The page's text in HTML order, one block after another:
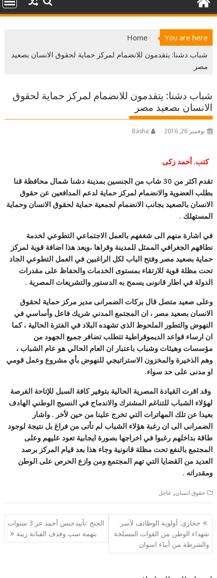
You are here
Home
شباب دشنا: يتقدمون للانضمام لمركز حماية لحقوق الانسان بصعيد
مصر
شباب دشنا: يتقدمون للانضمام لمركز حماية لحقوق
الانسان بصعيد مصر
نوفمبر 26, 2016 Basha
كتب. أحمد زكى
تقدم اكثر من 30 شاب من الجنسين بمدينة دشنا شمال محافظة قنا
بطلب العضوية والانضمام لمركز حماية لدعم المدافعين عن حقوق
الانسان بالصعيد بجانب الانضمام لجمعية حماية لحقوق الانسان وحماية
المستهلك .
في اشارة منهم الى شغفهم بالعمل الاجتماعي التطوعي لخدمة
نطاقهم الجغرافي الممثل للمدينة وقراها ،ويعد هذا اضافة قوية لمركز
حماية بصعيد مصر وفتح الباب لكل الراغبين في العمل التطوعي الجاد
تحت مظلة قوية للارتقاء بمستوى الخدمات والحفاظ على مقدرات
الدولة في اطار قانونى يسمح به الدستور والتشريعات المصرية .
وعلى صعيد متصل قال بركات الضمرانى مدير مركز حماية لحقوق
الانسان بصعيد مصر ، ان المجتمع المدني شريك فاعل وأساسي في
النهوض والتطور الملحوظ الذى تشهده البلاد في الفترة الحالية ، كما
ان ارساء قواعد الديموقراطية تتطلب تضافر جميع الجهود من
مؤسسات وهيئات وشباب باعتبار ان العام الحالي هو عام الشباب ،
وهم الذخيرة والمخزون الاستراتيجي للنهوض بأي مشروع وعمل قومي
او مدنى على حد سواء.
وقد اقرت القيادة المصرية الحالية بتوفير كافة السبل للإتاحة الفرصة
لهؤلاء الشباب للتناغم المشترك والاندماج في النسيج الوطني الهادف
بعيدا عن تلك المهاترات التي تخرج علينا من حين لأخر . واشار
الضمرانى الى ان رغبة هؤلاء الشباب لم تأتى من فراغ بل نتيجة لوجود
طاقة بداخلهم رغبوا في اخراجها بصورة ايجابية تعود عليهم وعلى
المجتمع بالنفع تحت مظلة قانونية وجاء هذا بعد قيام المركز برصد
العديد من القضايا التي تهم المجتمع ومن وازع الحرص على الوطن
ومقدراته .
حقوق انسان, عاجل
تصفّح
المقالات
حجازى: أولوية الوظائف لأسر
شهداء الوطن من القوات المسلحة
والشرطة من أبناء اسوان
الجنح :تأييدحبس أحمد عز 3 سنوات
بتهمة سب وقذف الفنانة زينة